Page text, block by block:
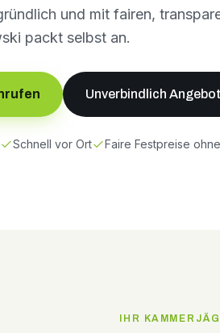
und mit fairen,
packt selbst an.
Unverbindlich
Schnell vor Ort Faire Festpreise
IHR